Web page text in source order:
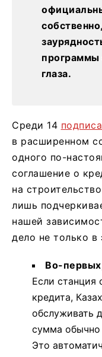
программы
глаза.
Среди 14
в расширенном
одного по-
соглашение о
на
лишь
нашей
дело не только в
Во-
Если станция
кредита,
обслуживать
сумма обычно
Это